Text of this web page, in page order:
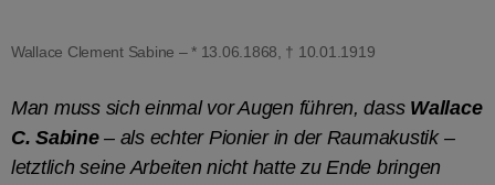
Wallace Clement Sabine – * 13.06.1868, † 10.01.1919
Man muss sich einmal vor Augen führen, dass Wallace
C. Sabine– als echter Pionier in der Raumakustik –
letztlich seine Arbeiten nicht hatte zu Ende bringen